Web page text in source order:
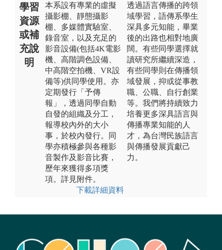
學習
資源
或補
充說
明
本系設有專業的虛擬
攝影棚、靜態攝影
棚、多媒體實驗室、
錄音室，以及充足的
影音設備(包括4K電影
機、高階調色設備、
中高階空拍機、VR設
備等)供同學使用。亦
定期發行「予傳
報」，透過同學自動
自發的組織及分工，
報導校內外的大小
事，於校內發行。同
學亦積極參與各種影
音製作及影音比賽，
歷年來獲得多項獎
項。詳見附件。
下載詳細資料
透過語言傳播的跨領
域學習，語傳系學生
深具多元知能，畢業
後的出路也相對地廣
闊。有些同學選擇就
讀研究所繼續深造，
有些同學則在傳播領
域發展，抑或從事教
職、公職、自行創業
等。我們將持續致力
培養更多深具語言與
傳播專業知能的人
才，為台灣民族語言
與傳播發展貢獻己
力。